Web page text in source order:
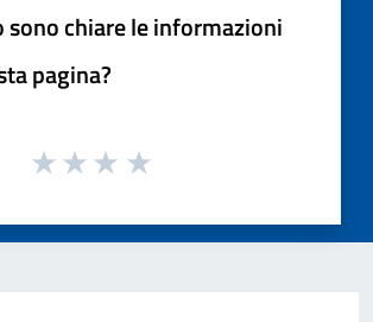
sono chiare le informazioni
pagina?